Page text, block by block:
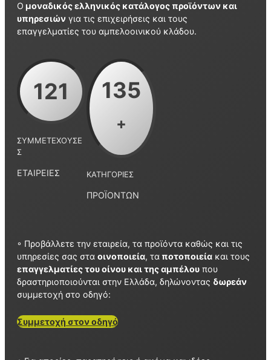
Ο μοναδικός ελληνικός κατάλογος προϊόντων και
υπηρεσιών για τις επιχειρήσεις και τους
επαγγελματίες του αμπελοοινικού κλάδου.
121
ΣΥΜΜΕΤΈΧΟΥΣΕ
Σ
ΕΤΑΙΡΕΊΕΣ
135
+
ΚΑΤΗΓΟΡΊΕΣ
ΠΡΟΪΌΝΤΩΝ
◦ Προβάλλετε την εταιρεία, τα προϊόντα καθώς και τις
υπηρεσίες σας στα οινοποιεία, τα ποτοποιεία και τους
επαγγελματίες του οίνου και της αμπέλου που
δραστηριοποιούνται στην Ελλάδα, δηλώνοντας δωρεάν
συμμετοχή στο οδηγό:
Συμμετοχή στον οδηγό